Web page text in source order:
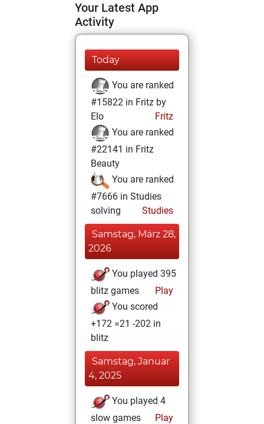
Your Latest App
Activity
Today
You are ranked
#15822 in Fritz by
Elo
Fritz
You are ranked
#22141 in Fritz
Beauty
You are ranked
#7666 in Studies
solving
Studies
Samstag, März 28,
2026
You played 395
blitz games
Play
You scored
+172 =21 -202 in
blitz
Samstag, Januar
4, 2025
You played 4
slow games
Play